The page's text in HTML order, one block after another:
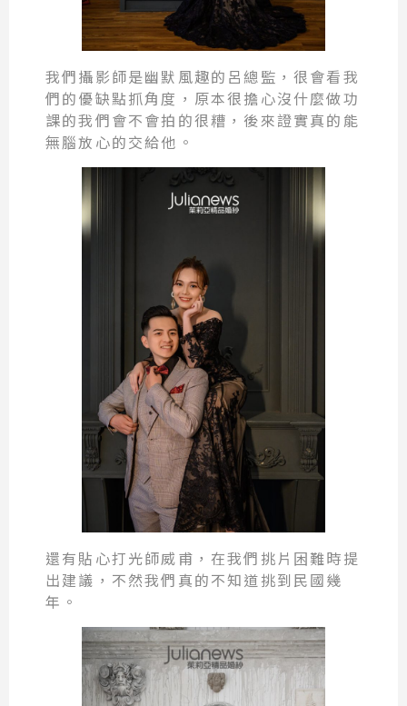
我們攝影師是幽默風趣的呂總監，很會看我
們的優缺點抓角度，原本很擔心沒什麼做功
課的我們會不會拍的很糟，後來證實真的能
無腦放心的交給他。
還有貼心打光師威甫，在我們挑片困難時提
出建議，不然我們真的不知道挑到民國幾
年。